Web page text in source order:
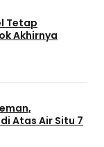
Tetap
Akhirnya
Atas Air Situ 7